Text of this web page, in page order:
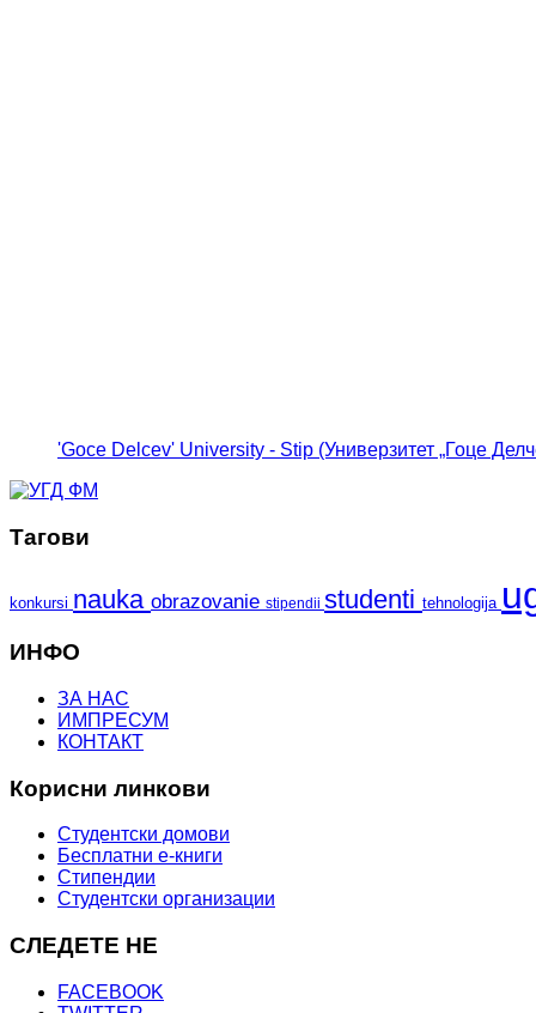
'Goce Delcev' University - Stip (Универзитет „Гоце
Тагови
konkursi nauka obrazovanie stipendii studenti tehnologija
ИНФО
ЗА НАС
ИМПРЕСУМ
КОНТАКТ
Корисни линкови
Студентски домови
Бесплатни е-книги
Стипендии
Студентски организации
СЛЕДЕТЕ НЕ
FACEBOOK